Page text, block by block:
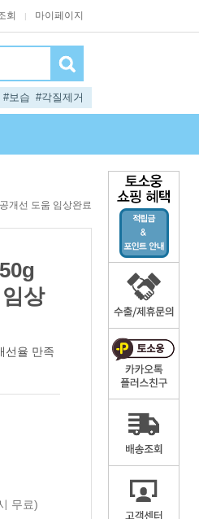
회 | 마이페이지
#보습 #각질제거
개선 도움 임상완료
상
선율 만족
무료)